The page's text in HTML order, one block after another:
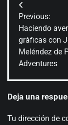
de
entradas
Previous:
Haciendo
gráficas con
Meléndez de
Adventures
Deja una
Tu dirección de